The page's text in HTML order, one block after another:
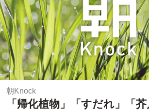
朝Knock
「帰化植物」「すだれ」「芥